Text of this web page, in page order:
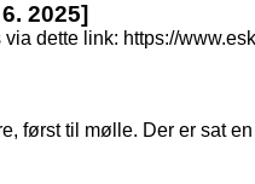
2025]
dette link: https://
først til mølle. Der er sat